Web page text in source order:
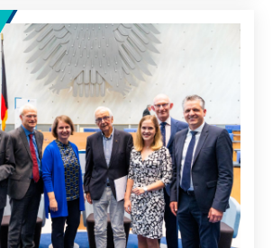
der historisch-
in der Region Bonn führen
von der Agentur TRIO
Tage der Demokratie“
Formaten
ganz unterschiedlichen
Gespräch kommen und über
über Akteure,
die Grundlagen unserer
Die Beiträge der
Stiftung hier in der Region